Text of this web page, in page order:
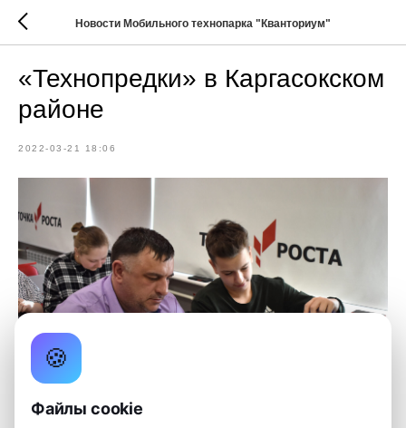
Новости Мобильного технопарка "Кванториум"
«Технопредки» в Каргасокском
районе
2022-03-21 18:06
🍪
Файлы cookie